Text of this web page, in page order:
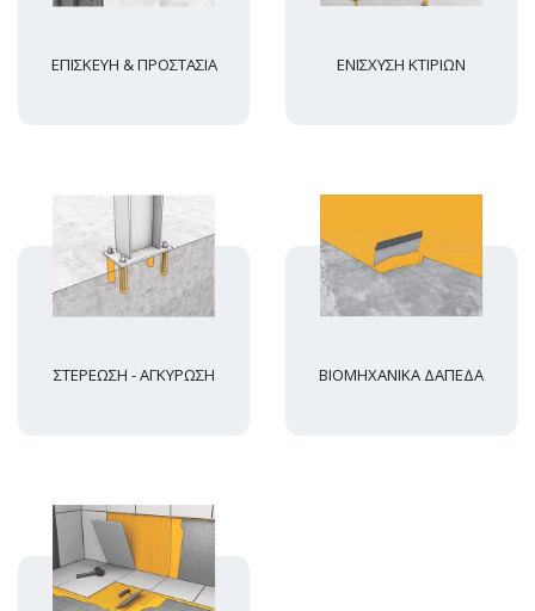
ΕΠΙΣΚΕΥΗ & ΠΡΟΣΤΑΣΙΑ ΕΝΙΣΧΥΣΗ ΚΤΙΡΙΩΝ
ΣΤΕΡΕΩΣΗ - ΑΓΚΥΡΩΣΗ ΒΙΟΜΗΧΑΝΙΚΑ ΔΑΠΕΔΑ